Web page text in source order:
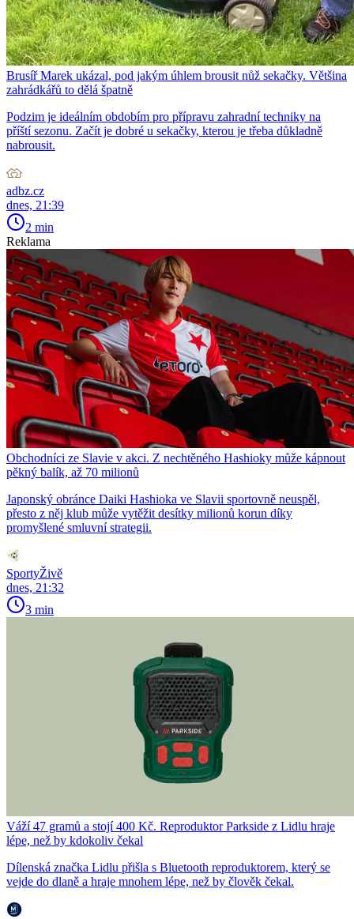
Brusíř Marek ukázal, pod jakým úhlem brousit nůž sekačky. Většina
zahrádkářů to dělá špatně
Podzim je ideálním obdobím pro přípravu zahradní techniky na
příští sezonu. Začít je dobré u sekačky, kterou je třeba důkladně
nabrousit.
adbz.cz
dnes, 21:39
2 min
Reklama
Obchodníci ze Slavie v akci. Z nechtěného Hashioky může kápnout
pěkný balík, až 70 milionů
Japonský obránce Daiki Hashioka ve Slavii sportovně neuspěl,
přesto z něj klub může vytěžit desítky milionů korun díky
promyšlené smluvní strategii.
SportyŽivě
dnes, 21:32
3 min
Váží 47 gramů a stojí 400 Kč. Reproduktor Parkside z Lidlu hraje
lépe, než by kdokoliv čekal
Dílenská značka Lidlu přišla s Bluetooth reproduktorem, který se
vejde do dlaně a hraje mnohem lépe, než by člověk čekal.